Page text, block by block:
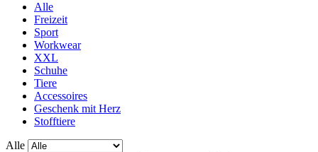
Alle
Freizeit
Sport
Workwear
XXL
Schuhe
Tiere
Accessoires
Geschenk mit Herz
Stofftiere
Alle